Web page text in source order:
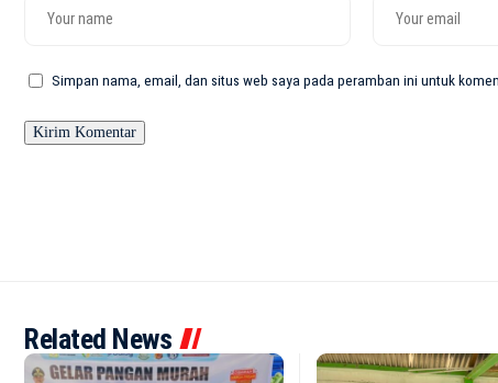
Simpan nama, email, dan situs web saya pada peramban ini untuk
Related News